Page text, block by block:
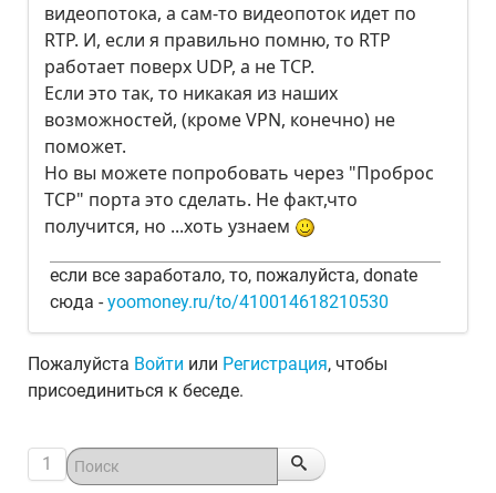
видеопотока, а сам-то видеопоток идет по
RTP. И, если я правильно помню, то RTP
работает поверх UDP, а не TCP.
Если это так, то никакая из наших
возможностей, (кроме VPN, конечно) не
поможет.
Но вы можете попробовать через "Проброс
TCP" порта это сделать. Не факт,что
получится, но ...хоть узнаем
если все заработало, то, пожалуйста, donate
сюда -yoomoney.ru/to/410014618210530
Пожалуйста Войти или Регистрация, чтобы
присоединиться к беседе.
1